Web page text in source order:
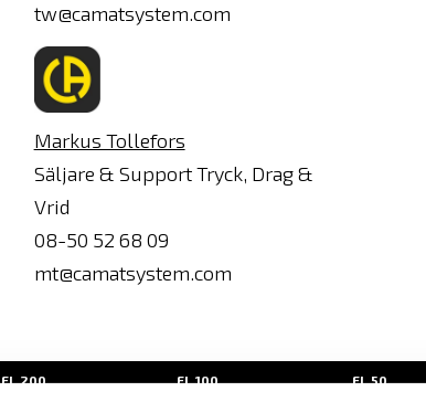
tw@camatsystem.com
Markus Tollefors
Säljare & Support Tryck, Drag &
Vrid
08-50 52 68 09
mt@camatsystem.com
FL 200. FL 100. FL 50.